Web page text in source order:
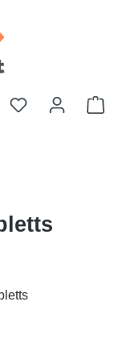
Du hast 0